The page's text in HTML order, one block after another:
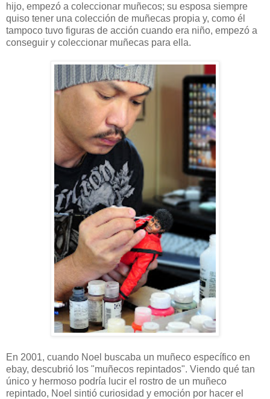
hijo, empezó a coleccionar muñecos; su esposa siempre
quiso tener una colección de muñecas propia y, como él
tampoco tuvo figuras de acción cuando era niño, empezó a
conseguir y coleccionar muñecas para ella.
En 2001, cuando Noel buscaba un muñeco específico en
ebay, descubrió los "muñecos repintados". Viendo qué tan
único y hermoso podría lucir el rostro de un muñeco
repintado, Noel sintió curiosidad y emoción por hacer el